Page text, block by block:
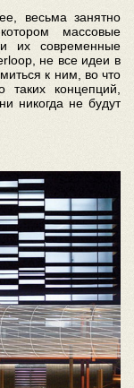
весьма занятно
массовые
их современные
не все идеи в
к ним, во что
концепций,
никогда не будут